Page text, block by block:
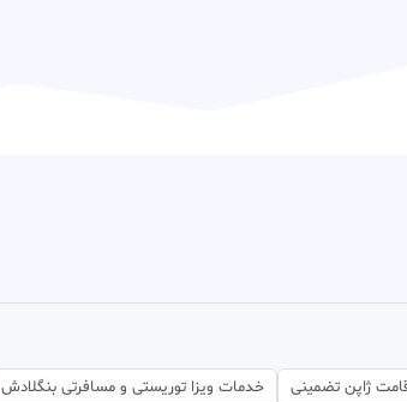
ژاپن تضمینی
خدمات ویزا توریستی و مسافرتی بنگلادش